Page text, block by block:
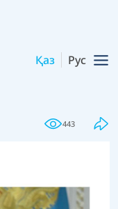
Қаз Рус
443